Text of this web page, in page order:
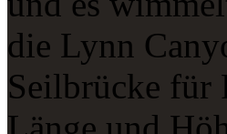
die Lynn
Seilbrücke für